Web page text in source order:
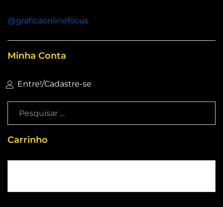
@graficaonlinefocus
Minha Conta
Entre!/Cadastre-se
Carrinho